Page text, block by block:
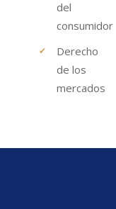
del
consumidor
Derecho
de los
mercados